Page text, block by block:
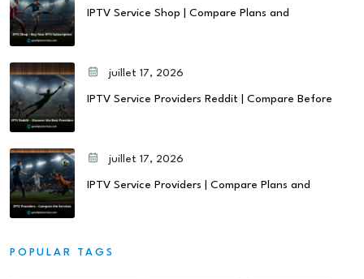
IPTV Service Shop | Compare Plans and
juillet 17, 2026
IPTV Service Providers Reddit | Compare Before
juillet 17, 2026
IPTV Service Providers | Compare Plans and
POPULAR TAGS